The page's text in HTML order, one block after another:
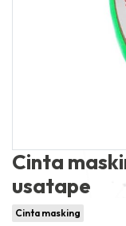
Cinta
usatape
Cinta masking